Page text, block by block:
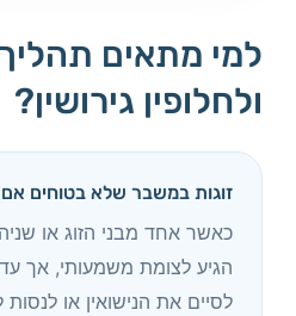
למי מתאים
ולחלופין גירושין?
זוגות במשבר שלא בטוחים
כאשר אחד מבני הזוג או
הגיע לצומת משמעותי, אך
לסיים את הנישואין או